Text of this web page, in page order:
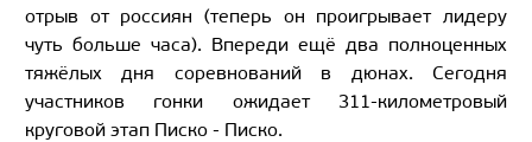
отрыв от россиян (теперь он проигрывает лидеру
чуть больше часа). Впереди ещё два полноценных
тяжёлых дня соревнований в дюнах. Сегодня
участников гонки ожидает 311-километровый
круговой этап Писко - Писко.